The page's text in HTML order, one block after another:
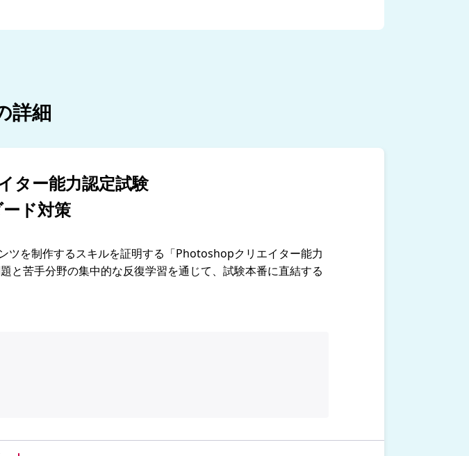
詳細
ター能力認定試験
ド対策
ツを制作するスキルを証明する「Photoshopクリエイター能力
と苦手分野の集中的な反復学習を通じて、試験本番に直結する